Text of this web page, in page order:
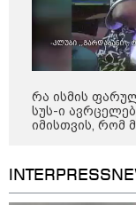
პოლიტიკა
რა ისმის
სუს-ი
იმისთვის, რომ